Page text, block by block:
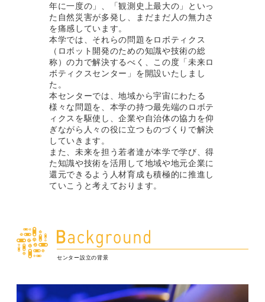
年に一度の」、「観測史上最大の」といっ
た自然災害が多発し、まだまだ人の無力さ
を痛感しています。
本学では、それらの問題をロボティクス
（ロボット開発のための知識や技術の総
称）の力で解決するべく、この度「未来ロ
ボティクスセンター」を開設いたしまし
た。
本センターでは、地域から宇宙にわたる
様々な問題を、本学の持つ最先端のロボテ
ィクスを駆使し、企業や自治体の協力を仰
ぎながら人々の役に立つものづくりで解決
していきます。
また、未来を担う若者達が本学で学び、得
た知識や技術を活用して地域や地元企業に
還元できるよう人材育成も積極的に推進し
ていこうと考えております。
センター設立の背景